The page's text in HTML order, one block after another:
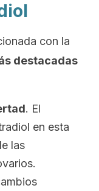
con la
destacadas
. El
en esta
las